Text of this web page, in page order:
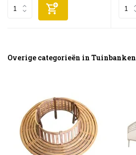
Overige categorieën in Tuinbanken